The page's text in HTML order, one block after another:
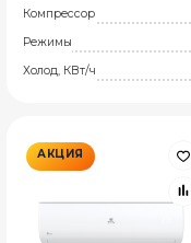
Компрессор
Режимы
Холод, КВт/ч
АКЦИЯ